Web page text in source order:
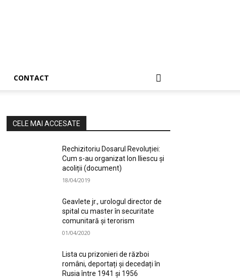
CONTACT
CELE MAI ACCESATE
Rechizitoriu Dosarul Revoluției:
Cum s-au organizat Ion Iliescu și
acoliții (document)
18/04/2019
Geavlete jr., urologul director de
spital cu master în securitate
comunitară și terorism
01/04/2020
Lista cu prizonieri de război
români, deportați și decedați în
Rusia între 1941 și 1956